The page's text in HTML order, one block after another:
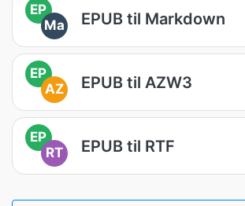
EP
Ma
EPUB til Markdown
EP
AZ
EPUB til AZW3
EP
RT
EPUB til RTF